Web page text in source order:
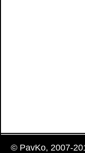
© PavKo, 2007-